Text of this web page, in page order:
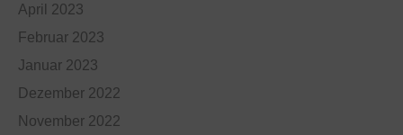
April 2023
Februar 2023
Januar 2023
Dezember 2022
November 2022